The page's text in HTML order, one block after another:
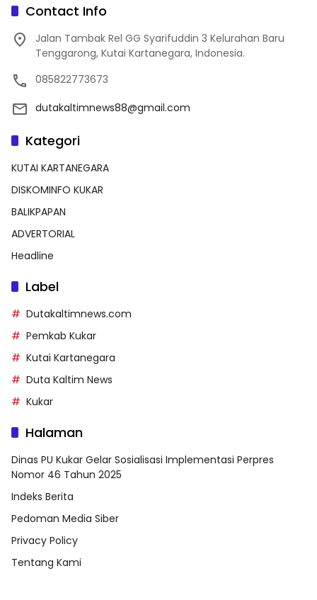
Contact Info
Jalan Tambak Rel GG Syarifuddin 3 Kelurahan Baru
Tenggarong, Kutai Kartanegara, Indonesia.
085822773673
dutakaltimnews88@gmail.com
Kategori
KUTAI KARTANEGARA
DISKOMINFO KUKAR
BALIKPAPAN
ADVERTORIAL
Headline
Label
Dutakaltimnews.com
Pemkab Kukar
Kutai Kartanegara
Duta Kaltim News
Kukar
Halaman
Dinas PU Kukar Gelar Sosialisasi Implementasi Perpres
Nomor 46 Tahun 2025
Indeks Berita
Pedoman Media Siber
Privacy Policy
Tentang Kami